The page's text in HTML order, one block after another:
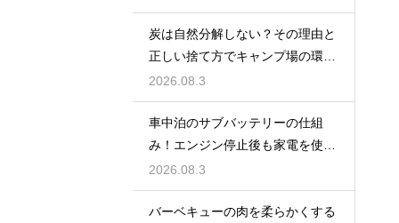
炭は自然分解しない？その理由と
正しい捨て方でキャンプ場の環境
を守る
2026.08.3
車中泊のサブバッテリーの仕組
み！エンジン停止後も家電を使う
ための知識
2026.08.3
バーベキューの肉を柔らかくする